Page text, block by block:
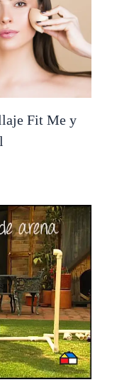
Fit Me y